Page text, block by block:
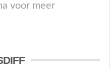
voor meer